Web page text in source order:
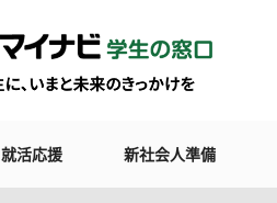
就活応援 新社会人準備